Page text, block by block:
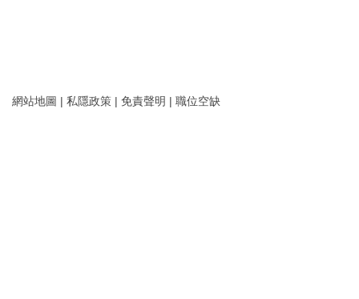
網站地圖 | 私隱政策 | 免責聲明 | 職位空缺